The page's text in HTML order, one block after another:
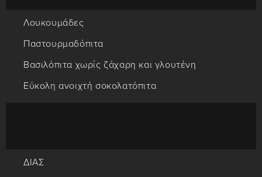
Λουκουμάδες
Παστουρμαδόπιτα
Βασιλόπιτα χωρίς ζάχαρη και γλουτένη
Εύκολη ανοιχτή σοκολατόπιτα
ΔΙΑΣ